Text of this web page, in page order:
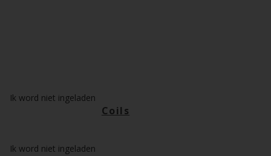
Ik word niet ingeladen
Coils
Ik word niet ingeladen